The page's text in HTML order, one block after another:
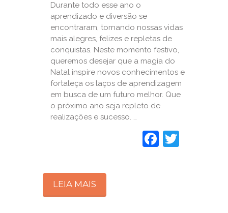
Durante todo esse ano o
aprendizado e diversão se
encontraram, tornando nossas vidas
mais alegres, felizes e repletas de
conquistas. Neste momento festivo,
queremos desejar que a magia do
Natal inspire novos conhecimentos e
fortaleça os laços de aprendizagem
em busca de um futuro melhor. Que
o próximo ano seja repleto de
realizações e sucesso. …
LEIA MAIS